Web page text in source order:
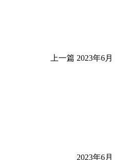
上一篇 2023年6月
2023年6月